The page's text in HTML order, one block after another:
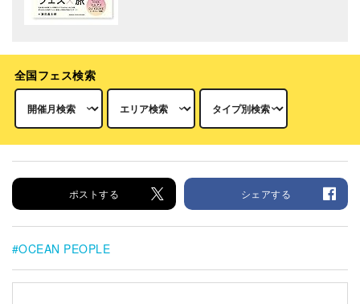
全国フェス検索
ポストする シェアする
OCEAN PEOPLE